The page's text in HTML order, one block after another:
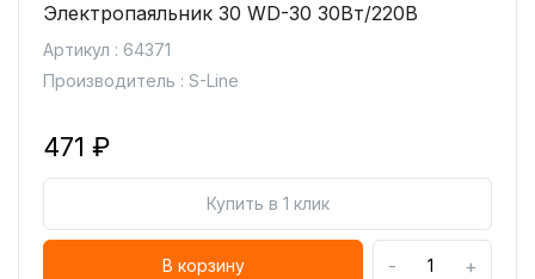
Электропаяльник 30 WD-30 30Вт/220В
Артикул : 64371
Производитель : S-Line
471 ₽
Купить в 1 клик
В корзину - +